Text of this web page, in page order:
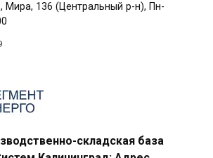
Мира, 136 (Центральный р-н), Пн-
складская база